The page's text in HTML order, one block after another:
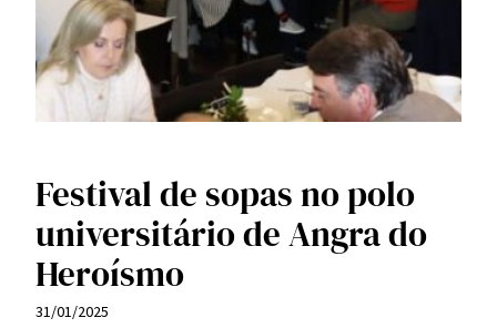
Festival de sopas no polo
universitário de Angra do
Heroísmo
31/01/2025